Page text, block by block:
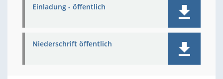
Einladung - öffentlich
Niederschrift öffentlich